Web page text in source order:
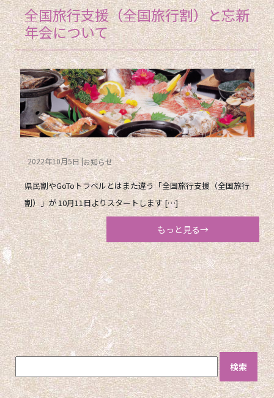
全国旅行支援（全国旅行割）と忘新
年会について
2022年10月5日 お知らせ
県民割やGoToトラベルとはまた違う「全国旅行支援（全国旅行
割）」が 10月11日よりスタートします […]
もっと見る→
検
索: